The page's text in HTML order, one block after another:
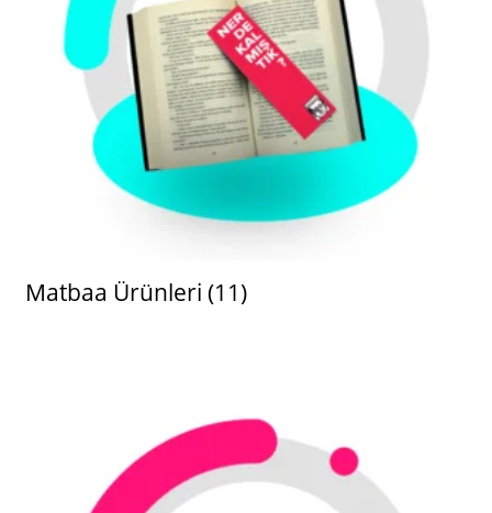
Matbaa Ürünleri (11)